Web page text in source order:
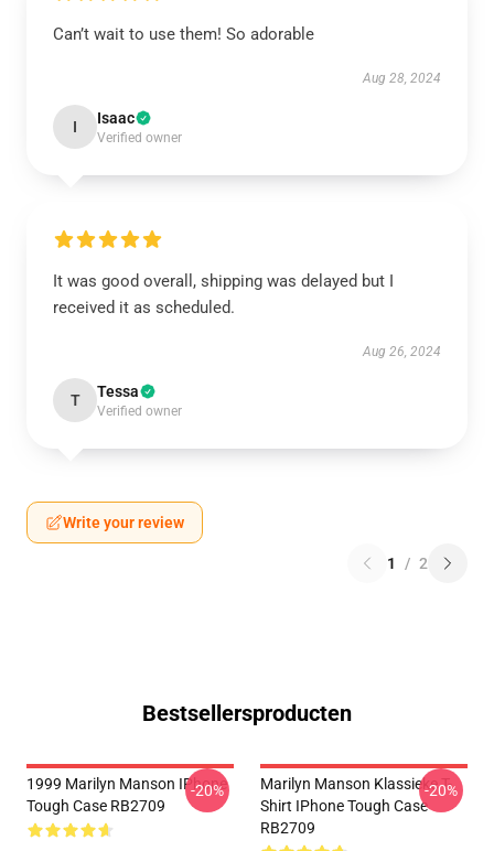
Can’t wait to use them! So adorable
Aug 28, 2024
I Isaac
Verified owner
It was good overall, shipping was delayed but I
received it as scheduled.
Aug 26, 2024
T Tessa
Verified owner
Write your review
1 / 2
Bestsellersproducten
1999 Marilyn Manson IPhone
Tough Case RB2709
-20%
Marilyn Manson Klassieke T-
Shirt IPhone Tough Case
RB2709
-20%